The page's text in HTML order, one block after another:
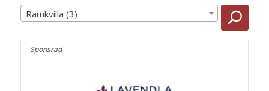
Ramkvilla (3)
Sponsrad